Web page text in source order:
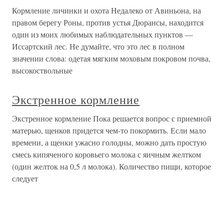
Кормление личинки и охота Недалеко от Авиньона, на
правом берегу Роны, против устья Дюрансы, находится
один из моих любимых наблюдательных пунктов —
Иссартский лес. Не думайте, что это лес в полном
значении слова: одетая мягким моховым покровом почва,
высокоствольные
Экстренное кормление
Экстренное кормление Пока решается вопрос с приемной
матерью, щенков придется чем-то покормить. Если мало
времени, а щенки ужасно голодны, можно дать простую
смесь кипяченого коровьего молока с яичным желтком
(один желток на 0,5 л молока). Количество пищи, которое
следует